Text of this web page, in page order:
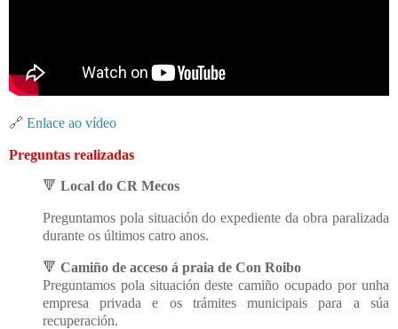
🔗 Enlace ao vídeo
Preguntas realizadas
🔻 Local do CR Mecos
Preguntamos pola situación do expediente da obra paralizada
durante os últimos catro anos.
🔻 Camiño de acceso á praia de Con Roibo
Preguntamos pola situación deste camiño ocupado por unha
empresa privada e os trámites municipais para a súa
recuperación.